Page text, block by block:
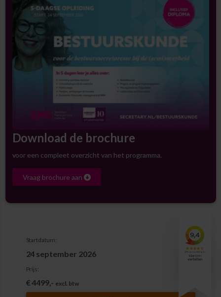
Download de brochure
voor een compleet overzicht van het programma.
Vraag brochure aan
Startdatum:
24 september 2026
Prijs:
€ 4499,- excl. btw